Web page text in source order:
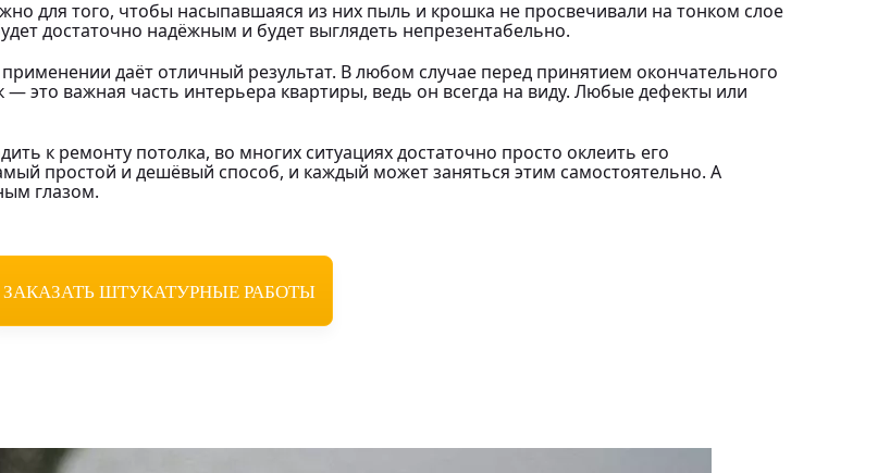
для того, чтобы насыпавшаяся из них пыль и крошка не просвечивали на тонком слое
достаточно надёжным и будет выглядеть непрезентабельно.
даёт отличный результат. В любом случае перед принятием окончательного
это важная часть интерьера квартиры, ведь он всегда на виду. Любые дефекты или
к ремонту потолка, во многих ситуациях достаточно просто оклеить его
простой и дешёвый способ, и каждый может заняться этим самостоятельно. А
глазом.
ЗАКАЗАТЬ ШТУКАТУРНЫЕ РАБОТЫ